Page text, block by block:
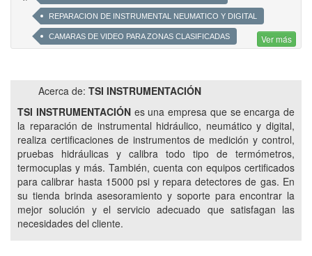
REPARACION DE INSTRUMENTAL NEUMATICO Y DIGITAL
CAMARAS DE VIDEO PARA ZONAS CLASIFICADAS
CALIBRACION DE TEMPERATURA
PRUEBAS A MANOMETROS ANALOGICOS Y DIGITALES
LAZOS DATALOGGER ANTENAS SATELITALES
REDES INFORMATICAS CAMARAS DE VIDEO
SERVICIOS PETROLEROS CLUSTER VACA MUERTA
CALIBRACIÓN DE TEMPERATURA
CALOBRACION DE DETECTORES DE GAS
Ver más
Acerca de: TSI INSTRUMENTACIÓN
TSI INSTRUMENTACIÓNes una empresa que se encarga de
la reparación de instrumental hidráulico, neumático y digital,
realiza certificaciones de instrumentos de medición y control,
pruebas hidráulicas y calibra todo tipo de termómetros,
termocuplas y más. También, cuenta con equipos certificados
para calibrar hasta 15000 psi y repara detectores de gas. En
su tienda brinda asesoramiento y soporte para encontrar la
mejor solución y el servicio adecuado que satisfagan las
necesidades del cliente.